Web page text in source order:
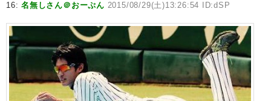
16:名無しさん＠おーぷん 2015/08/29(土)13:26:54 ID:dSP